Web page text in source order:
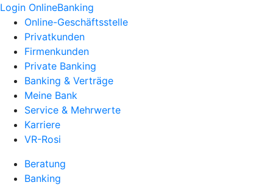
Login OnlineBanking
Online-Geschäftsstelle
Privatkunden
Firmenkunden
Private Banking
Banking & Verträge
Meine Bank
Service & Mehrwerte
Karriere
VR-Rosi
Beratung
Banking